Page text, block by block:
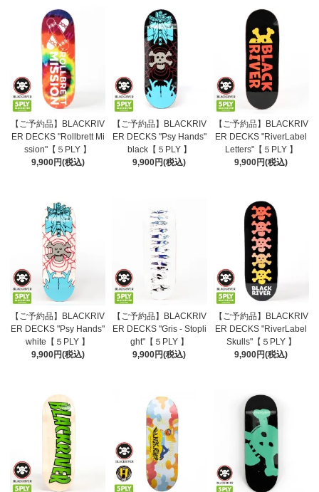
【ご予約品】BLACKRIV
ER DECKS "Rollbrett Mi
ssion"【５PLY 】
9,900円(税込)
【ご予約品】BLACKRIV
ER DECKS "Psy Hands"
black【５PLY 】
9,900円(税込)
【ご予約品】BLACKRIV
ER DECKS "RiverLabel
Letters"【５PLY 】
9,900円(税込)
【ご予約品】BLACKRIV
ER DECKS "Psy Hands"
white【５PLY 】
9,900円(税込)
【ご予約品】BLACKRIV
ER DECKS "Gris - Stopli
ght"【５PLY 】
9,900円(税込)
【ご予約品】BLACKRIV
ER DECKS "RiverLabel
Skulls"【５PLY 】
9,900円(税込)